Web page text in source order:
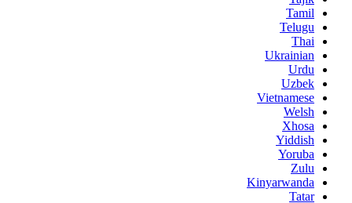
Tamil
Telugu
Thai
Ukrainian
Urdu
Uzbek
Vietnamese
Welsh
Xhosa
Yiddish
Yoruba
Zulu
Kinyarwanda
Tatar